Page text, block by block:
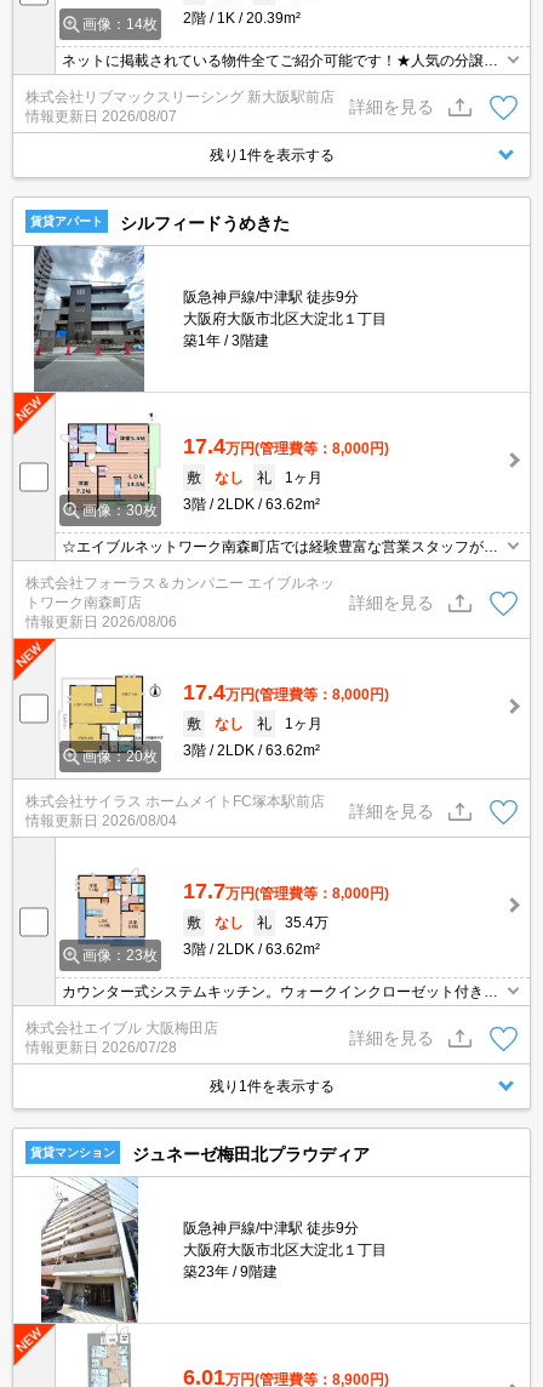
画像：14枚
2階
1K 20.39m²
ネットに掲載されている物件全てご紹介可能です！★人気の分譲型
マンション★ネット・Wi-Fi無料★初期費用クレジット決済可能★北
区物件にて主要エリアへアクセス良好★セキュリティ万全で一人暮
らしも安心♪
株式会社リブマックスリーシング 新大阪駅前店
情報更新日 2026/08/07
詳細を見る
残り1件を表示する
賃貸アパート シルフィードうめきた
阪急神戸線/中津駅 徒歩9分
大阪府大阪市北区大淀北１丁目
築1年
3階建
画像：30枚
17.4万円(管理費等：8,000円)
敷
なし 礼
1ヶ月
3階
2LDK 63.62m²
☆エイブルネットワーク南森町店では経験豊富な営業スタッフが多
数在籍しており、全力でサポートさせて頂きます☆ご希望の物件の
現地付近にて待ち合わせをさせていただきご内覧いただくサービス
や、主要駅までのお迎えサービスも実施中です☆詳しくは「エイブ
ルネットワーク南森町店」０１２０－８２１－２６０にお気軽にお
問合せ下さい♪
株式会社フォーラス＆カンパニー エイブルネッ
トワーク南森町店
情報更新日 2026/08/06
詳細を見る
画像：20枚
17.4万円(管理費等：8,000円)
敷
なし 礼
1ヶ月
3階
2LDK 63.62m²
株式会社サイラス ホームメイトFC塚本駅前店
情報更新日 2026/08/04
詳細を見る
画像：23枚
17.7万円(管理費等：8,000円)
敷
なし 礼
35.4万
3階
2LDK 63.62m²
カウンター式システムキッチン。ウォークインクローゼット付き。I
H調理器3口付き。インターネット無料。角部屋。オートロック。宅
配ボックスあり。追い焚き機能付きバス。浴室換気乾燥式。人気の
新築。
株式会社エイブル 大阪梅田店
情報更新日 2026/07/28
詳細を見る
残り1件を表示する
賃貸マンション ジュネーゼ梅田北プラウディア
阪急神戸線/中津駅 徒歩9分
大阪府大阪市北区大淀北１丁目
築23年
9階建
6.01万円(管理費等：8,900円)